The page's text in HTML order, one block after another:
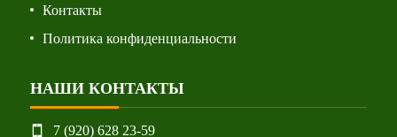
Контакты
Политика конфиденциальности
НАШИ КОНТАКТЫ
7 (920) 628 23-59